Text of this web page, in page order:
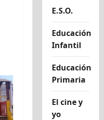
E.S.O.
Educación
Infantil
Educación
Primaria
El cine y
yo